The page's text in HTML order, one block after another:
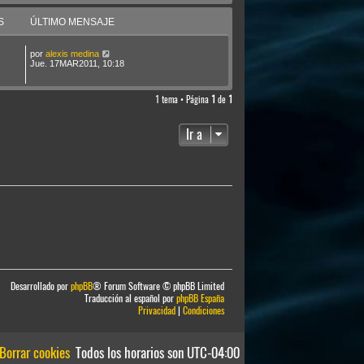
ÚLTIMO MENSAJE
por alexis medina
Jue. 17MAR2011, 10:18
1 tema • Página 1 de 1
Ir a
Desarrollado porphpBB® Forum Software © phpBB Limited
Traducción al español porphpBB España
Privacidad| Condiciones
Todos los horarios son UTC-04:00
Borrar cookies